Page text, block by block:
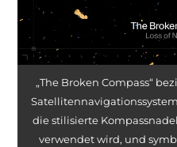
„The Broken Compass“
die stilisierte
verwendet wird, und